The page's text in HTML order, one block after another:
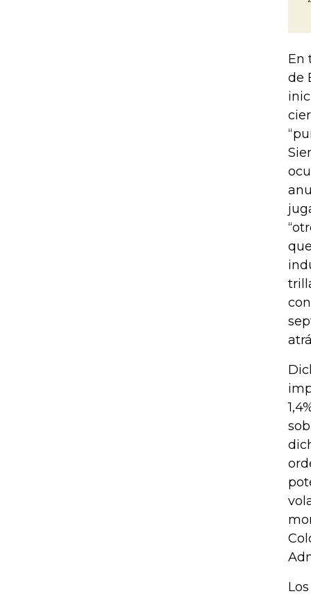
En
de